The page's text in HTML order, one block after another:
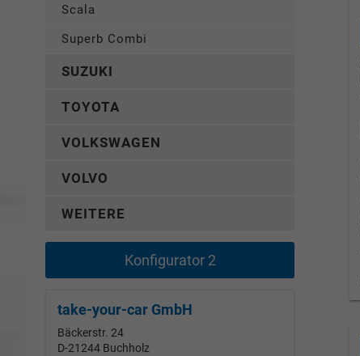
Scala
Superb Combi
SUZUKI
TOYOTA
VOLKSWAGEN
VOLVO
WEITERE
Konfigurator 2
take-your-car GmbH
Bäckerstr. 24
D-21244 Buchholz